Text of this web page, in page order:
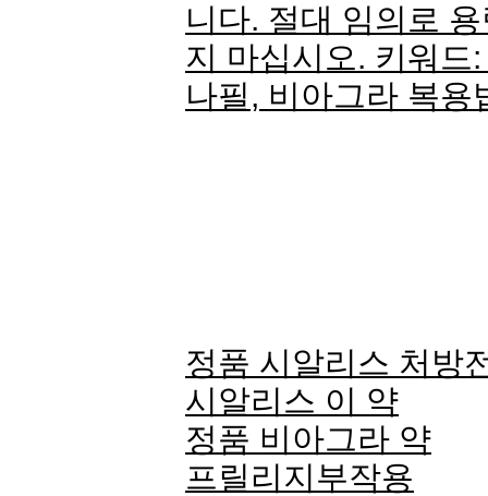
니다. 절대 임의로
지 마십시오. 키워드
나필, 비아그라 복용
정품 시알리스 처방
시알리스 이 약
정품 비아그라 약
프릴리지부작용